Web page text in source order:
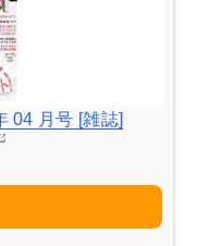
04 月号 [雑誌]